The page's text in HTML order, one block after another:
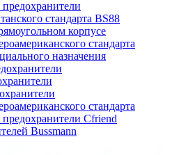
стандарта BS88
корпусе
стандарта
назначения
стандарта
Cfriend
Bussmann